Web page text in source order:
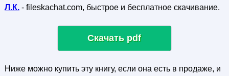
Л.К.- fileskachat.com, быстрое и бесплатное скачивание.
Скачать pdf
Ниже можно купить эту книгу, если она есть в продаже, и